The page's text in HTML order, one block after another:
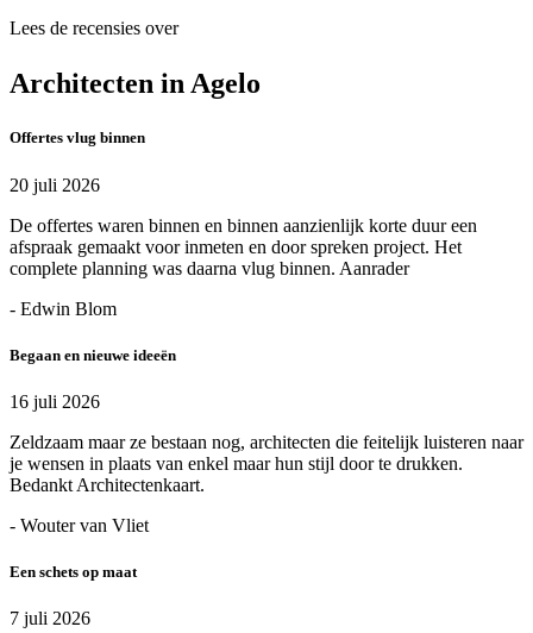
Lees de recensies over
Architecten in Agelo
Offertes vlug binnen
20 juli 2026
De offertes waren binnen en binnen aanzienlijk korte duur een
afspraak gemaakt voor inmeten en door spreken project. Het
complete planning was daarna vlug binnen. Aanrader
- Edwin Blom
Begaan en nieuwe ideeën
16 juli 2026
Zeldzaam maar ze bestaan nog, architecten die feitelijk luisteren naar
je wensen in plaats van enkel maar hun stijl door te drukken.
Bedankt Architectenkaart.
- Wouter van Vliet
Een schets op maat
7 juli 2026